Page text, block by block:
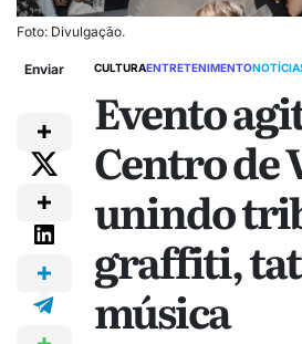
Foto: Divulgação.
Enviar CULTURAENTRETENIMENTO
Evento
Centro de
unindo
graffiti,
música